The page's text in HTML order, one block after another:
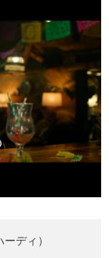
ディ）